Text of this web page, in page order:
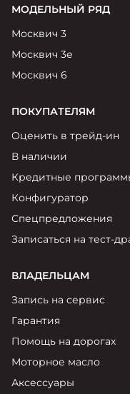
МОДЕЛЬНЫЙ РЯД
Москвич 3
Москвич 3е
Москвич 6
ПОКУПАТЕЛЯМ
Оценить в трейд-ин
В наличии
Кредитные
Конфигуратор
Спецпредложения
Записаться на тест-
ВЛАДЕЛЬЦАМ
Запись на сервис
Гарантия
Помощь на дорогах
Моторное масло
Аксессуары